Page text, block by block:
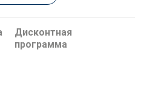
Дисконтная
программа